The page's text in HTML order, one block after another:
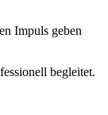
Impuls geben
begleitet.